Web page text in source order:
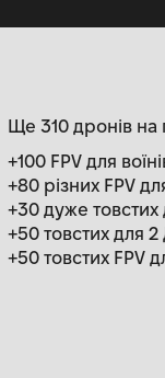
Ще 310 дронів на
+100 FPV для
+80 різних FPV
+30 дуже
+50 товстих для
+50 товстих FPV